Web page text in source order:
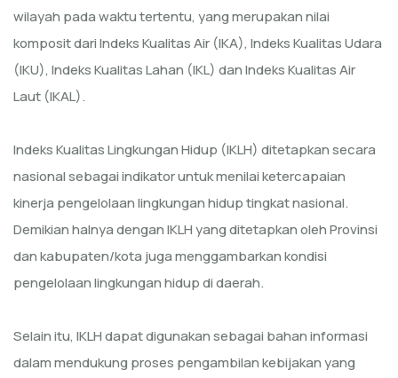
wilayah pada waktu tertentu, yang merupakan nilai
komposit dari Indeks Kualitas Air (IKA), Indeks Kualitas Udara
(IKU), Indeks Kualitas Lahan (IKL) dan Indeks Kualitas Air
Laut (IKAL).
Indeks Kualitas Lingkungan Hidup (IKLH) ditetapkan secara
nasional sebagai indikator untuk menilai ketercapaian
kinerja pengelolaan lingkungan hidup tingkat nasional.
Demikian halnya dengan IKLH yang ditetapkan oleh Provinsi
dan kabupaten/kota juga menggambarkan kondisi
pengelolaan lingkungan hidup di daerah.
Selain itu, IKLH dapat digunakan sebagai bahan informasi
dalam mendukung proses pengambilan kebijakan yang